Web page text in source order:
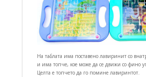
На таблата има поставено лавиринит со
и има топче, кое може да се движи со фино
Целта е топчето да го помине лавиринтот.